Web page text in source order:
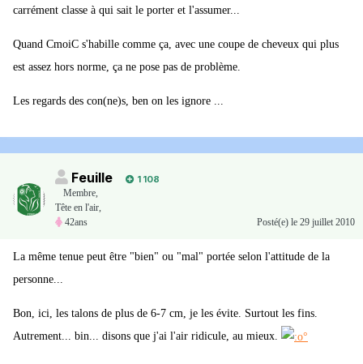
carrément classe à qui sait le porter et l'assumer...
Quand CmoiC s'habille comme ça, avec une coupe de cheveux qui plus
est assez hors norme, ça ne pose pas de problème.
Les regards des con(ne)s, ben on les ignore ...
Feuille
1 108
Membre,
Tête en l'air,
42ans
Posté(e) le 29 juillet 2010
La même tenue peut être "bien" ou "mal" portée selon l'attitude de la
personne...
Bon, ici, les talons de plus de 6-7 cm, je les évite. Surtout les fins.
Autrement... bin... disons que j'ai l'air ridicule, au mieux.